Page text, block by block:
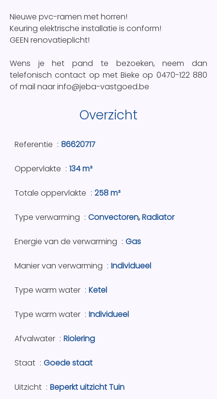
Nieuwe pvc-ramen met horren!
Keuring elektrische installatie is conform!
GEEN renovatieplicht!
Wens je het pand te bezoeken, neem dan
telefonisch contact op met Bieke op 0470-122 880
of mail naar info@jeba-vastgoed.be
Overzicht
Referentie 86620717
Oppervlakte 134 m²
Totale oppervlakte 258 m²
Type verwarming Convectoren, Radiator
Energie van de verwarming Gas
Manier van verwarming Individueel
Type warm water Ketel
Type warm water Individueel
Afvalwater Riolering
Staat Goede staat
Uitzicht Beperkt uitzicht Tuin